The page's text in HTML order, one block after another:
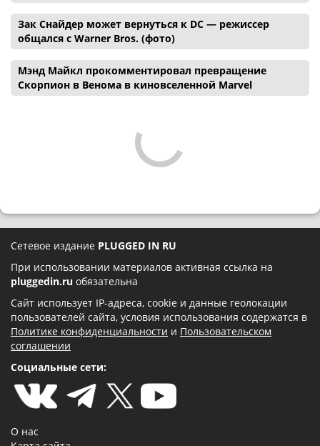
Зак Снайдер может вернуться к DC — режиссер
общался с Warner Bros. (фото)
Мэнд Майкл прокомментировал превращение
Скорпион в Венома в киновселенной Marvel
Сетевое издание PLUGGED IN RU
При использовании материалов активная ссылка на
pluggedin.ru обязательна
Сайт использует IP-адреса, cookie и данные геолокации
пользователей сайта, условия использования содержатся в
Политике конфиденциальности и Пользовательском
соглашении
Социальные сети:
О нас